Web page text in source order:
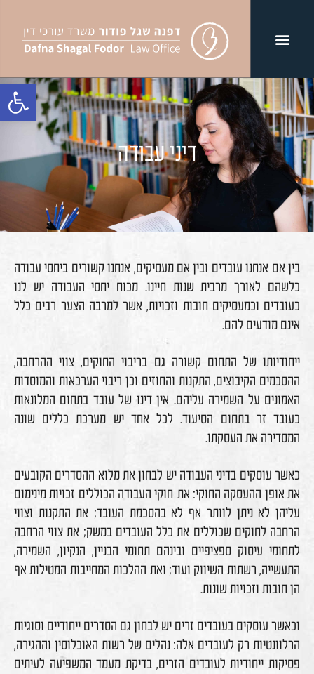
פתח סרגל
דיני עבודה
בין אם אנחנו עובדים ובין אם מעסיקים, אנחנו קשורים ביחסי עבודה
כלשהם לאורך מרבית שנות חיינו. מכוח יחסי העבודה יש לנו
כעובדים וכמעסיקים חובות וזכויות, אשר למרבה הצער רבים כלל
אינם מודעים להם.
ייחודיותו של התחום קשורה גם בריבוי החוקים, צווי ההרחבה,
ההסכמים הקיבוצים, התקנות והחוזים וכן ריבוי הערכאות והמוסדות
האמונים על השמירה עליהם. אין דינו של עובד בתחום המלונאות
כעובד זר בתחום הסיעוד. לכל אחד יש מערכת כללים שונה
המסדירה את העסקתו.
כאשר עוסקים בדיני העבודה יש לבחון את מלוא ההסדרים הקובעים
את אופן ההעסקה החוקי: את חוקי העבודה הכוללים זכויות מינימום
עליהן לא ניתן לוותר אף לא בהסכמת העובד; את התקנות וצווי
הרחבה לחוקים שכוללים את כלל העובדים במשק; את צווי הרחבה
לתחומי עיסוק ספציפיים ובינהם תחומי הבניין, הנקיון, השמירה,
התעשייה, רשתות השיווק ועוד; ואת ההלכות המחייבות המטילות אף
הן חובות וזכויות שונות.
וכאשר עוסקים בעובדים זרים יש לבחון גם הסדרים ייחודיים וסוגיות
הרלוונטיות רק לעובדים אלה: נהלים של רשות האוכלוסין וההגירה,
פסיקות ייחודיות לעובדים הזרים, בדיקת מעמד המשפיעה לעיתים